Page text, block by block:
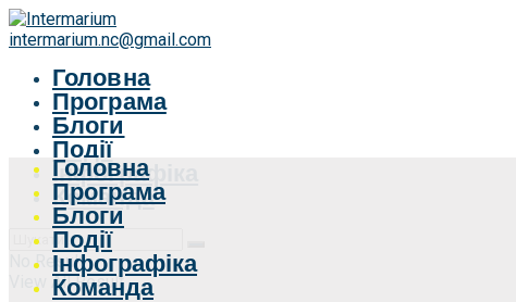
intermarium.nc@gmail.com
Головна
Програма
Блоги
Події
Інфографіка
Команда
No Result
View All Result
Головна
Програма
Блоги
Події
Інфографіка
Команда